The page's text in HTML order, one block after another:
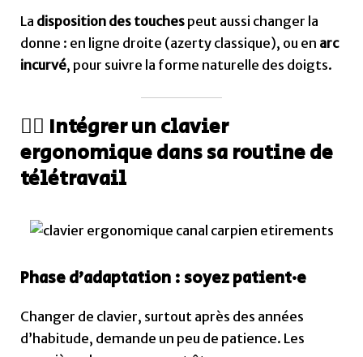
La disposition des touches peut aussi changer la
donne : en ligne droite (azerty classique), ou en arc
incurvé, pour suivre la forme naturelle des doigts.
🧘‍♀️ Intégrer un clavier
ergonomique dans sa routine de
télétravail
Phase d’adaptation : soyez patient·e
Changer de clavier, surtout après des années
d’habitude, demande un peu de patience. Les